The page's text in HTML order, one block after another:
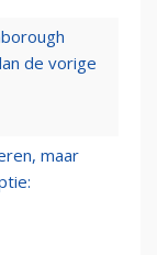
de vorige
maar